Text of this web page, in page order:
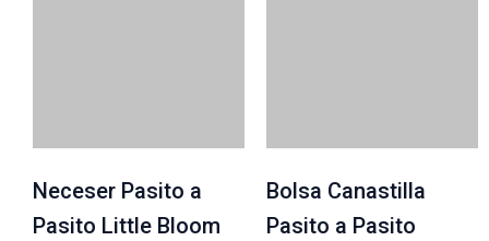
Neceser Pasito a
Pasito Little Bloom
Bolsa Canastilla
Pasito a Pasito